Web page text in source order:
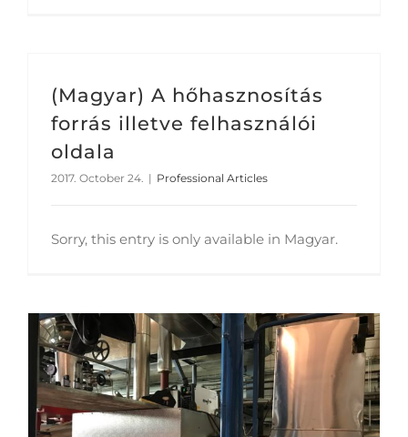
(Magyar) A hőhasznosítás
forrás illetve felhasználói
oldala
2017. October 24. | Professional Articles
Sorry, this entry is only available in Magyar.